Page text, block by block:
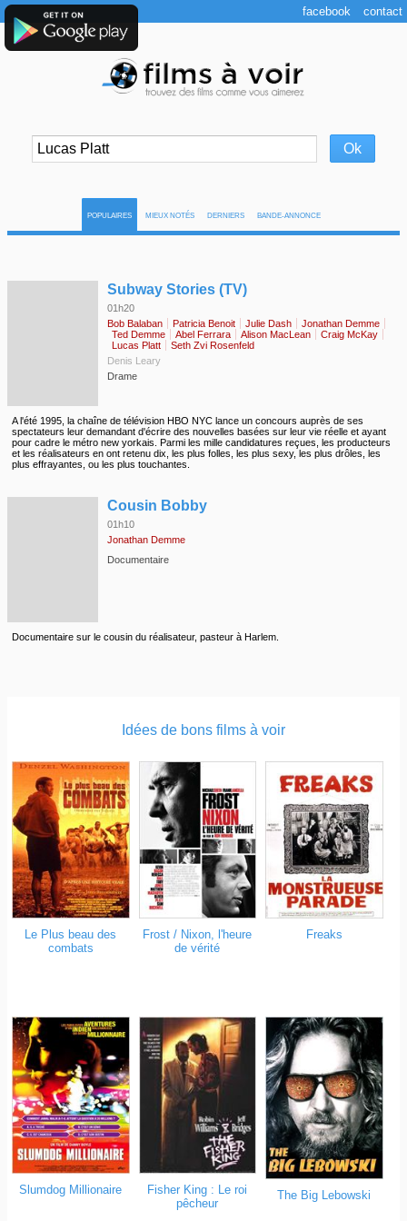
POPULAIRES MIEUX NOTÉS DERNIERS BANDE-ANNONCE
Subway Stories (TV)
01h20
Bob Balaban
Patricia Benoit Julie Dash
Jonathan Demme
Ted Demme
Abel Ferrara Alison MacLean
Craig McKay
Lucas Platt
Seth Zvi Rosenfeld
Denis Leary
Drame
A l'été 1995, la chaîne de télévision HBO NYC lance un concours auprès de ses
spectateurs leur demandant d'écrire des nouvelles basées sur leur vie réelle et ayant
pour cadre le métro new yorkais. Parmi les mille candidatures reçues, les producteurs
et les réalisateurs en ont retenu dix, les plus folles, les plus sexy, les plus drôles, les
plus effrayantes, ou les plus touchantes.
Cousin Bobby
01h10
Jonathan Demme
Documentaire
Documentaire sur le cousin du réalisateur, pasteur à Harlem.
Idées de bons films à voir
Le Plus beau des
combats
Frost / Nixon, l'heure
de vérité
Freaks
Slumdog Millionaire
Fisher King : Le roi
pêcheur
The Big Lebowski
facebook contact